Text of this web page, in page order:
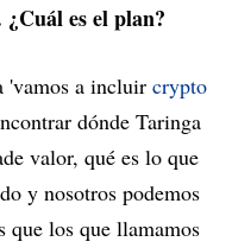
es el plan?
'vamos a incluir crypto
dónde Taringa
valor, qué es lo que
y nosotros podemos
que los que llamamos